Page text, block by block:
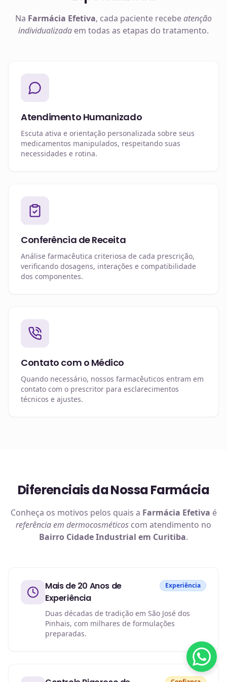
Na Farmácia Efetiva, cada paciente recebeatenção
individualizada em todas as etapas do tratamento.
Atendimento Humanizado
Escuta ativa e orientação personalizada sobre seus
medicamentos manipulados, respeitando suas
necessidades e rotina.
Conferência de Receita
Análise farmacêutica criteriosa de cada prescrição,
verificando dosagens, interações e compatibilidade
dos componentes.
Contato com o Médico
Quando necessário, nossos farmacêuticos entram em
contato com o prescritor para esclarecimentos
técnicos e ajustes.
Diferenciais da Nossa Farmácia
Conheça os motivos pelos quais a Farmácia Efetiva é
referência em dermocosméticos com atendimento no
Bairro Cidade Industrial em Curitiba.
Mais de 20 Anos de
Experiência
Experiência
Duas décadas de tradição em São José dos
Pinhais, com milhares de formulações
preparadas.